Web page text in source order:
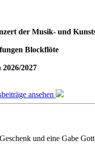
der Musik- und
Blockflöte
2027
ansehen
und eine Gabe